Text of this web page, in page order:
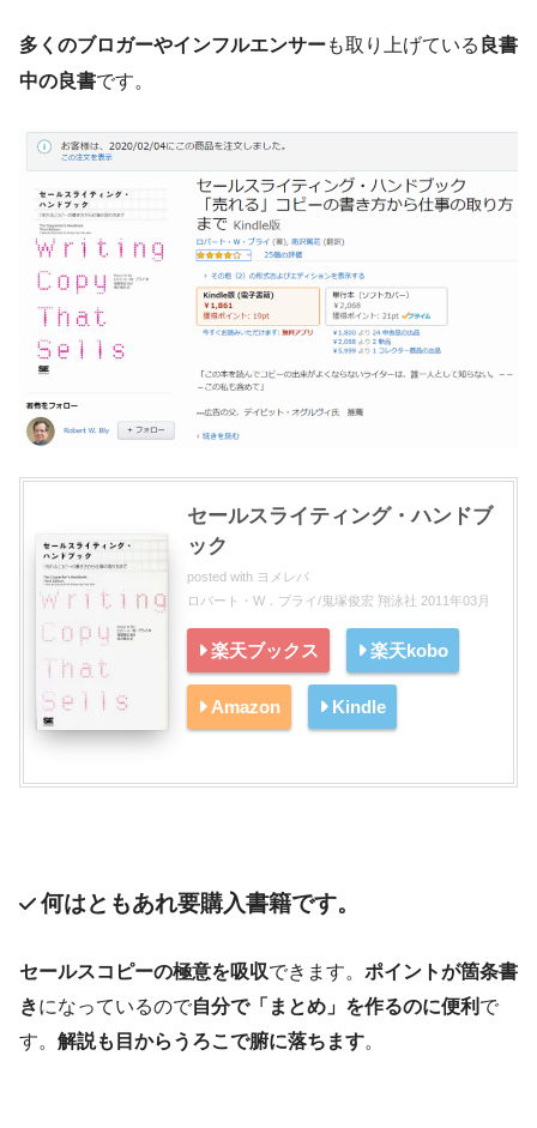
多くのブロガーやインフルエンサーも取り上げている 良書
中の良書です。
セールスライティング・ハンドブ
ック
posted with ヨメレバ
ロバート・W．ブライ/鬼塚俊宏 翔泳社 2011年03月
楽天ブックス 楽天kobo
Amazon Kindle
何はともあれ要購入書籍です。
セールスコピーの極意を吸収できます。 ポイントが箇条書
きになっているので自分で「まとめ」を作るのに便利 で
す。 解説も目からうろこで腑に落ちます。